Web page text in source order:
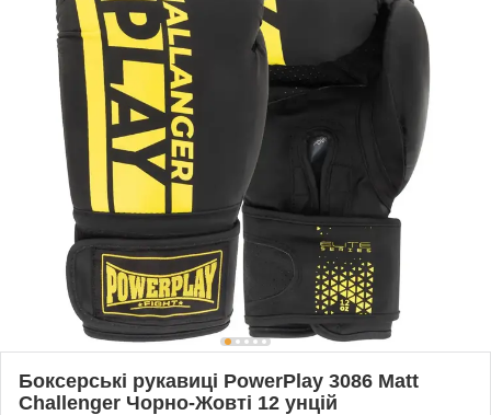
Боксерські рукавиці PowerPlay 3086 Matt
Challenger Чорно-Жовті 12 унцій